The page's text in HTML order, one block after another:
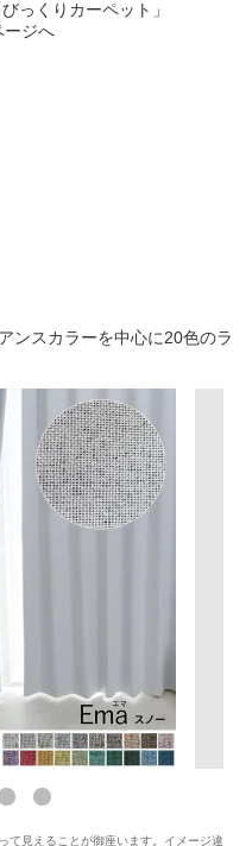
っくりカーペット」
ンスカラーを中心に20色のラ
て見えることが御座います。イメージ違